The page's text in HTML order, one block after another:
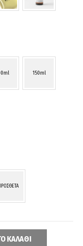
150ml
ΚΑΛΆΘΙ